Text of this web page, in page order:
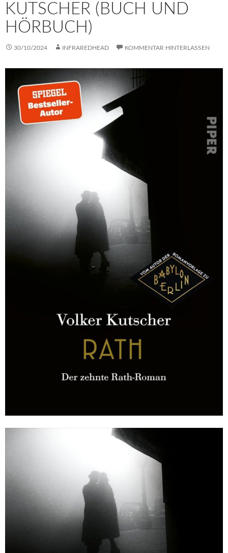
KUTSCHER (BUCH UND
HÖRBUCH)
30/10/2024 INFRAREDHEAD KOMMENTAR HINTERLASSEN